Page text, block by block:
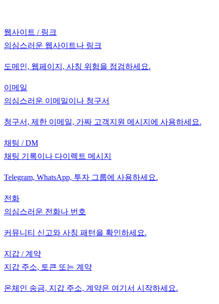
웹사이트 / 링크
의심스러운 웹사이트나 링크
도메인, 웹페이지, 사칭 위험을 점검하세요.
이메일
의심스러운 이메일이나 청구서
청구서, 제한 이메일, 가짜 고객지원 메시지에 사용하세요.
채팅 / DM
채팅 기록이나 다이렉트 메시지
Telegram, WhatsApp, 투자 그룹에 사용하세요.
전화
의심스러운 전화나 번호
커뮤니티 신고와 사칭 패턴을 확인하세요.
지갑 / 계약
지갑 주소, 토큰 또는 계약
온체인 송금, 지갑 주소, 계약은 여기서 시작하세요.